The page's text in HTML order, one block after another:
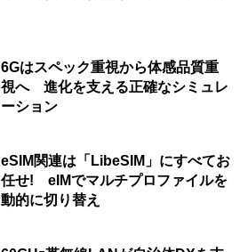
6Gはスペック重視から体感品質重
視へ 進化を支える正確なシミュレ
ーション
eSIM関連は「LibeSIM」にすべてお
任せ! eIMでマルチプロファイルを
動的に切り替え